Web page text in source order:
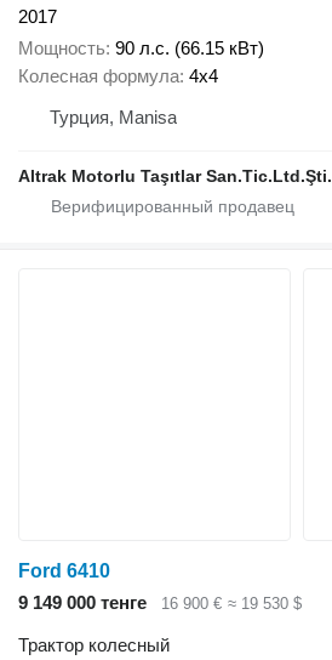
2017
Мощность 90 л.с. (66.15 кВт)
Колесная формула 4x4
Турция, Manisa
Altrak Motorlu Taşıtlar San.Tic.Ltd.Şti.
Ford 6410
9 149 000 тенге
16 900 € ≈ 19 530 $
Трактор колесный